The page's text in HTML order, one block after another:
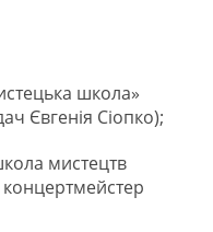
школа»
Євгенія Сіопко);
мистецтв